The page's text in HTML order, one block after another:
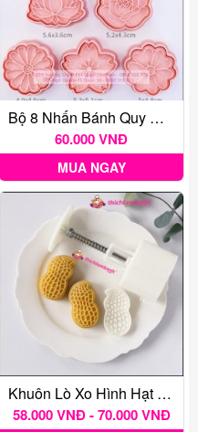
Bộ 8 Nhấn Bánh Quy Hoa / Cookie Cutters B112
60.000 VNĐ
MUA NGAY
Khuôn Lò Xo Hình Hạt Đậu Phộng, Củ Lạc 50g
58.000 VNĐ - 70.000 VNĐ